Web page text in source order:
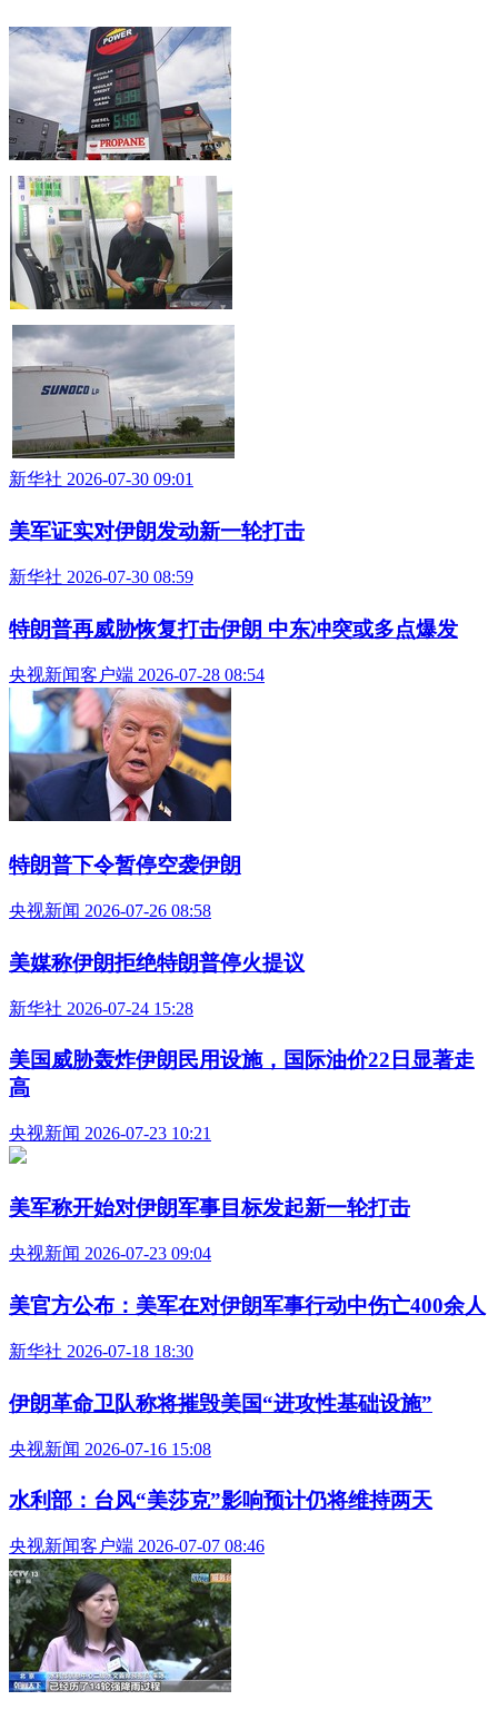
新华社 2026-07-30 09:01
美军证实对伊朗发动新一轮打击
新华社 2026-07-30 08:59
特朗普再威胁恢复打击伊朗 中东冲突或多点爆发
央视新闻客户端 2026-07-28 08:54
特朗普下令暂停空袭伊朗
央视新闻 2026-07-26 08:58
美媒称伊朗拒绝特朗普停火提议
新华社 2026-07-24 15:28
美国威胁轰炸伊朗民用设施，国际油价22日显著走
高
央视新闻 2026-07-23 10:21
美军称开始对伊朗军事目标发起新一轮打击
央视新闻 2026-07-23 09:04
美官方公布：美军在对伊朗军事行动中伤亡400余人
新华社 2026-07-18 18:30
伊朗革命卫队称将摧毁美国“进攻性基础设施”
央视新闻 2026-07-16 15:08
水利部：台风“美莎克”影响预计仍将维持两天
央视新闻客户端 2026-07-07 08:46